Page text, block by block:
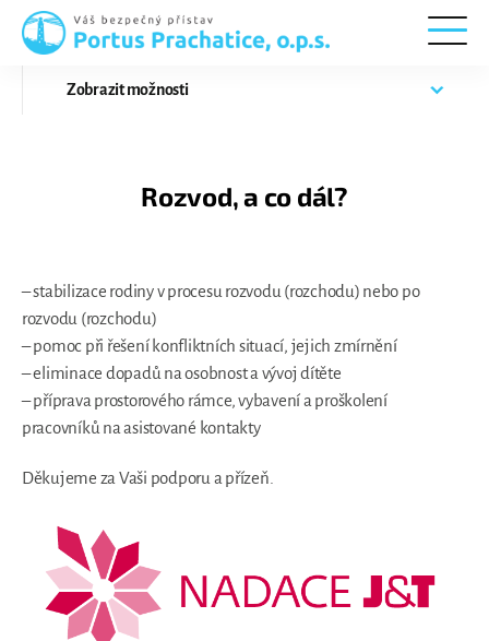
Prachatice
Rozvod, a co dál?
– stabilizace rodiny v procesu rozvodu (rozchodu) nebo po
rozvodu (rozchodu)
– pomoc při řešení konfliktních situací, jejich zmírnění
– eliminace dopadů na osobnost a vývoj dítěte
– příprava prostorového rámce, vybavení a proškolení
pracovníků na asistované kontakty
Děkujeme za Vaši podporu a přízeň.
Zobrazitmožnosti